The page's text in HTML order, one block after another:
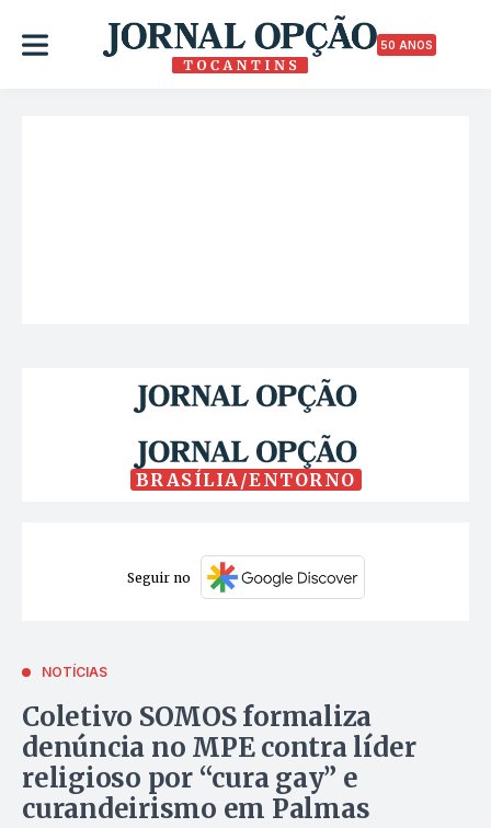
50 ANOS
BRASÍLIA/ENTORNO
Seguir no
NOTÍCIAS
Coletivo SOMOS formaliza
denúncia no MPE contra líder
religioso por “cura gay” e
curandeirismo em Palmas